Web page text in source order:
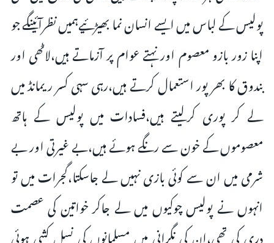
پولیس کے لباس میں ایسے انسان نما بھیڑئیےہمیں نظرآئینگے جو
اپنا زور بازو معصوم اور نہتے عوام پر آزماتے ہیں،لاٹھی اور
بندوق کا بھر پور استعمال کرتے ہیں،رہی سہی کسر ریمانڈ میں
لے کر پوری کرلیتے ہیں،فسادات میں پولیس کے ہاتھ
معصوموں کے خون سے رنگے ہوئے ہیں،بے غیرتی اور بے
شرمی میں ان سے کوئی بازی نہیں لے جاسکتا،گجرات میں تو
انہوں نے پولیس چوکیوں میں لے جاکر خواتین کی عصمت
دری کی تھی،ان کی نگرانی میں مسلمانوں کی نسل کشی ہوئی